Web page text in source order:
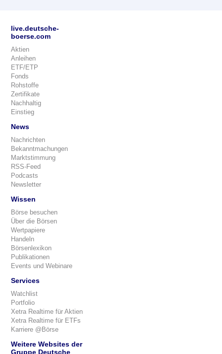
live.deutsche-
boerse.com
Aktien
Anleihen
ETF/ETP
Fonds
Rohstoffe
Zertifikate
Nachhaltig
Einstieg
News
Nachrichten
Bekanntmachungen
Marktstimmung
RSS-Feed
Podcasts
Newsletter
Wissen
Börse besuchen
Über die Börsen
Wertpapiere
Handeln
Börsenlexikon
Publikationen
Events und Webinare
Services
Watchlist
Portfolio
Xetra Realtime für Aktien
Xetra Realtime für ETFs
Karriere @Börse
Weitere Websites der
Gruppe Deutsche